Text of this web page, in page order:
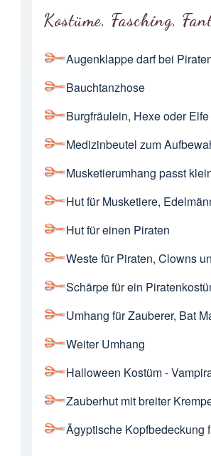
Kostüme, Fasching,
Augenklappedarf bei
Bauchtanzhose
Burgfräulein, Hexe oder Elfe
Medizinbeutel zum
Musketierumhang passt
Hut für Musketiere,
Hut für einen Piraten
Westefür Piraten, Clowns
Schärpefür ein
Umhang für Zauberer, Bat
Weiter Umhang
Halloween Kostüm -
Zauberhut mit breiter
Ägyptische Kopfbedeckung